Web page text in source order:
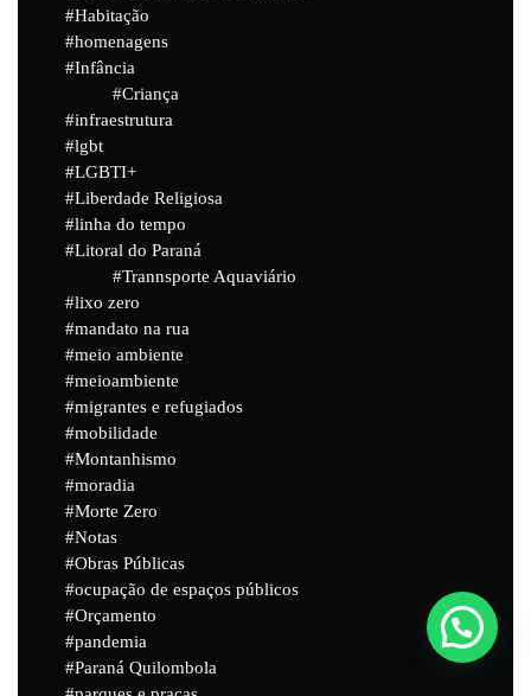
Habitação
homenagens
Infância
Criança
infraestrutura
lgbt
LGBTI+
Liberdade Religiosa
linha do tempo
Litoral do Paraná
Trannsporte Aquaviário
lixo zero
mandato na rua
meio ambiente
meioambiente
migrantes e refugiados
mobilidade
Montanhismo
moradia
Morte Zero
Notas
Obras Públicas
ocupação de espaços públicos
Orçamento
pandemia
Paraná Quilombola
Powered byJoinchat